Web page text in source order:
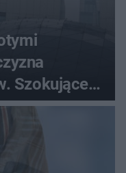
Szokujące